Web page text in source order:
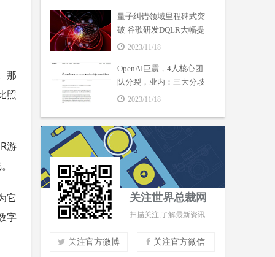
那
照
游
它
字
量子纠错领域里程碑式突
破 谷歌研发DQLR大幅提
高量子计算机可靠性
2023/11/18
OpenAI巨震，4人核心团
队分裂，业内：三大分歧
成焦点
2023/11/18
关注世界总裁网
扫描关注,了解最新资讯
关注官方微博 关注官方微信